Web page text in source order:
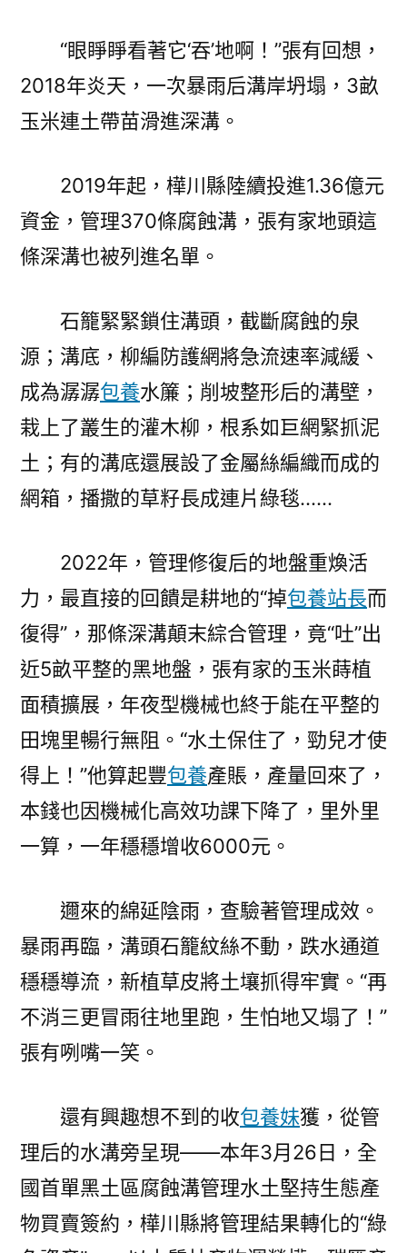
“眼睜睜看著它‘吞’地啊！”張有回想，
2018年炎天，一次暴雨后溝岸坍塌，3畝
玉米連土帶苗滑進深溝。
2019年起，樺川縣陸續投進1.36億元
資金，管理370條腐蝕溝，張有家地頭這
條深溝也被列進名單。
石籠緊緊鎖住溝頭，截斷腐蝕的泉
源；溝底，柳編防護網將急流速率減緩、
成為潺潺包養水簾；削坡整形后的溝壁，
栽上了叢生的灌木柳，根系如巨網緊抓泥
土；有的溝底還展設了金屬絲編織而成的
網箱，播撒的草籽長成連片綠毯……
2022年，管理修復后的地盤重煥活
力，最直接的回饋是耕地的“掉包養站長而
復得”，那條深溝顛末綜合管理，竟“吐”出
近5畝平整的黑地盤，張有家的玉米蒔植
面積擴展，年夜型機械也終于能在平整的
田塊里暢行無阻。“水土保住了，勁兒才使
得上！”他算起豐包養產賬，產量回來了，
本錢也因機械化高效功課下降了，里外里
一算，一年穩穩增收6000元。
邇來的綿延陰雨，查驗著管理成效。
暴雨再臨，溝頭石籠紋絲不動，跌水通道
穩穩導流，新植草皮將土壤抓得牢實。“再
不消三更冒雨往地里跑，生怕地又塌了！”
張有咧嘴一笑。
還有興趣想不到的收包養妹獲，從管
理后的水溝旁呈現——本年3月26日，全
國首單黑土區腐蝕溝管理水土堅持生態產
物買賣簽約，樺川縣將管理結果轉化的“綠